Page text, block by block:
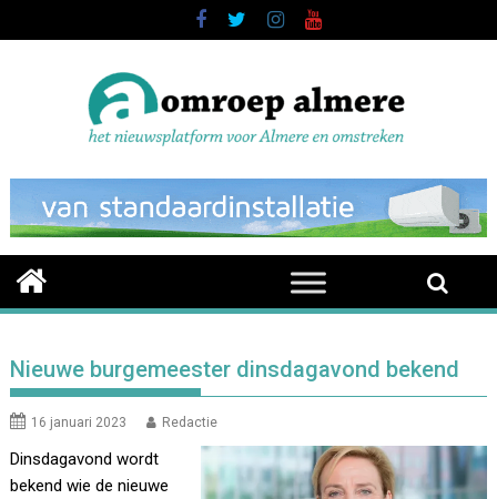
to
Nieuwe burgemeester dinsdagavond bekend
16 januari 2023 Redactie
Dinsdagavond wordt
bekend wie de nieuwe